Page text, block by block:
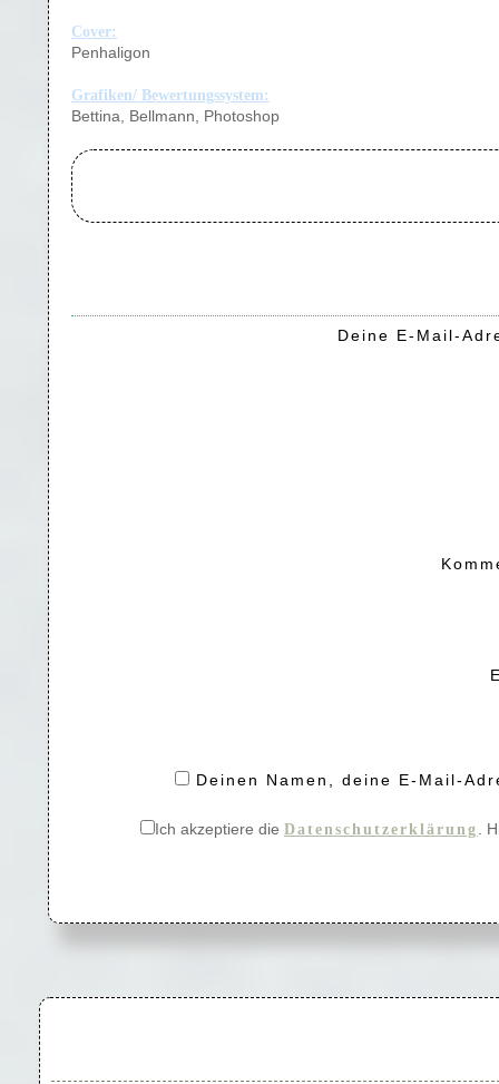
Cover:
Penhaligon
Grafiken/ Bewertungssystem:
Bettina, Bellmann, Photoshop
Deine E-Mail-
Deinen Namen, deine E-Mail-
Ich akzeptiere die Datenschutzerklärung .